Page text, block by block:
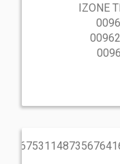
IZONE